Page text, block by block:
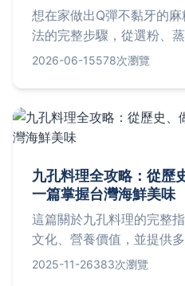
想在家做出Q彈不黏牙的
法的完整步驟，從選粉、
傅不傳的揉搓技巧與失敗
2026-06-15578次瀏覽
九孔料理全攻略：從歷
一篇掌握台灣海鮮美味
這篇關於九孔料理的完整
文化、營養價值，並提供
還列出台灣各地推薦餐廳
2025-11-26383次瀏覽